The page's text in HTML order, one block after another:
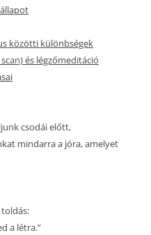
közötti különbségek
és légzőmeditáció
csodái előtt,
mindarra a jóra, amelyet
toldás:
a létra.”